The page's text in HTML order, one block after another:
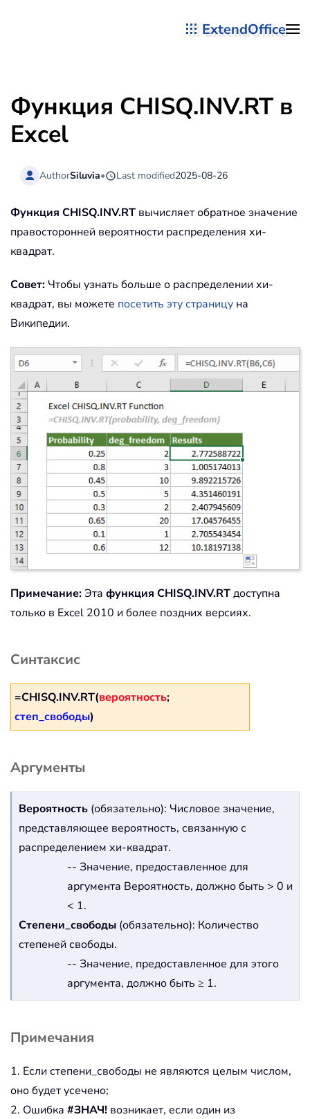
ExtendOffice
Функция CHISQ.INV.RT в
Excel
AuthorSiluvia• Last modified2025-08-26
Функция CHISQ.INV.RT вычисляет обратное значение
правосторонней вероятности распределения хи-
квадрат.
Совет: Чтобы узнать больше о распределении хи-
квадрат, вы можете посетить эту страницу на
Википедии.
Примечание:Эта функция CHISQ.INV.RTдоступна
только в Excel 2010 и более поздних версиях.
Синтаксис
=CHISQ.INV.RT(вероятность;
степ_свободы)
Аргументы
Вероятность (обязательно): Числовое значение,
представляющее вероятность, связанную с
распределением хи-квадрат.
-- Значение, предоставленное для
аргумента Вероятность, должно быть > 0 и
< 1.
Степени_свободы (обязательно): Количество
степеней свободы.
-- Значение, предоставленное для этого
аргумента, должно быть ≥ 1.
Примечания
1. Если степени_свободы не являются целым числом,
оно будет усечено;
2. Ошибка #ЗНАЧ! возникает, если один из